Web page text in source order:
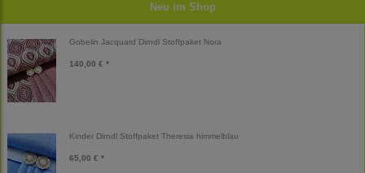
Neu im Shop
Gobelin Jacquard Dirndl Stoffpaket Nora
140,00 € *
Kinder Dirndl Stoffpaket Theresia himmelblau
65,00 € *